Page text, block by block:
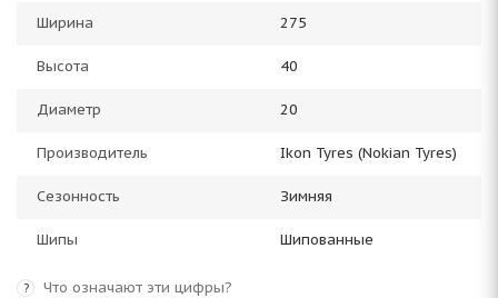
Ширина 275
Высота 40
Диаметр 20
Производитель Ikon Tyres (Nokian Tyres)
Сезонность Зимняя
Шипы Шипованные
? Что означают эти цифры?